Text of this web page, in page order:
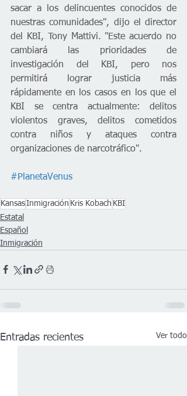
sacar a los delincuentes conocidos de
nuestras comunidades", dijo el director
del KBI, Tony Mattivi. "Este acuerdo no
cambiará las prioridades de
investigación del KBI, pero nos
permitirá lograr justicia más
rápidamente en los casos en los que el
KBI se centra actualmente: delitos
violentos graves, delitos cometidos
contra niños y ataques contra
organizaciones de narcotráfico".
#PlanetaVenus
KansasInmigración Kris Kobach KBI
Estatal
Español
Inmigración
Entradas recientes Ver todo